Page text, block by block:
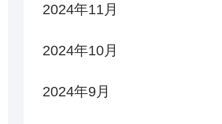
2024年11月
2024年10月
2024年9月